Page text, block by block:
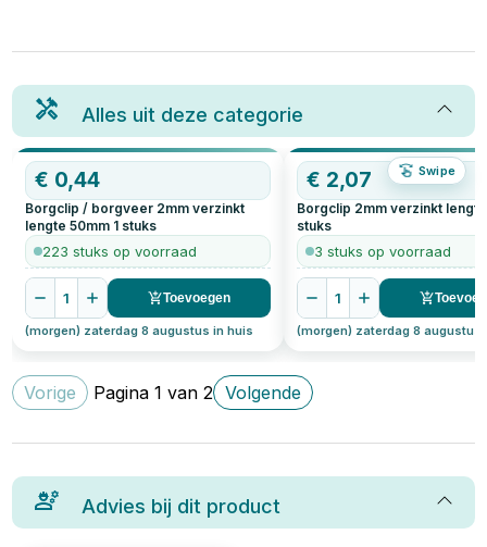
Alles uit deze categorie
Swipe
€ 0,44
Borgclip / borgveer 2mm verzinkt
lengte 50mm 1 stuks
223 stuks op voorraad
1 Toevoegen
(morgen) zaterdag 8 augustus in huis
OP=OP
€ 2,07
Borgclip 2mm verzinkt
stuks
3 stuks op voorraad
1
(morgen) zaterdag 8 augustus
Vorige Pagina1 van2 Volgende
Advies bij dit product